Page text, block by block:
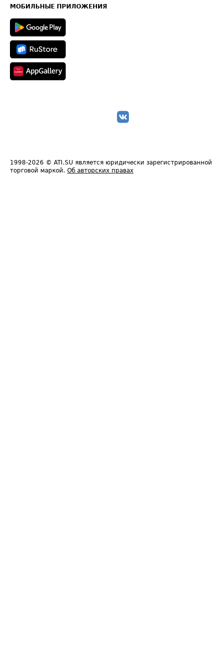
Техническая информация
МОБИЛЬНЫЕ ПРИЛОЖЕНИЯ
1998-2026 © ATI.SU является юридически зарегистрированной
торговой маркой. Об авторских правах